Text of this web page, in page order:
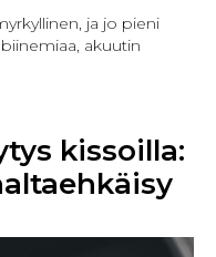
ja jo pieni
akuutin
kissoilla: